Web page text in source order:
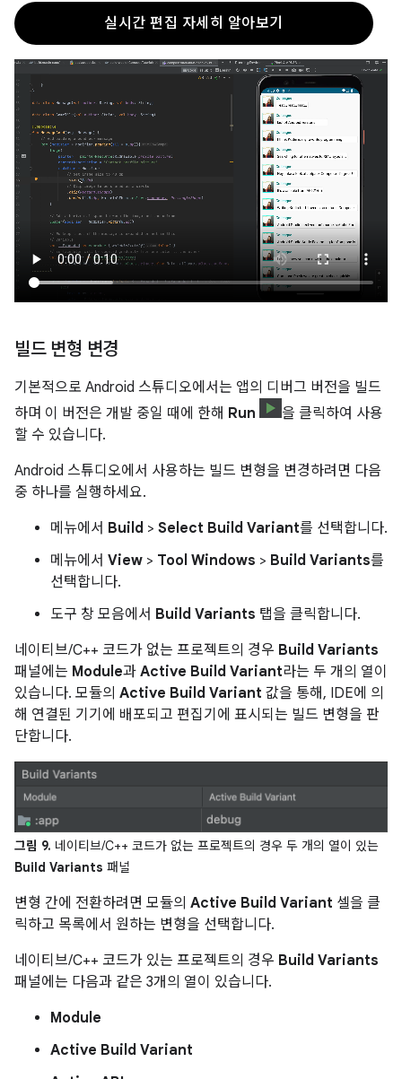
실시간 편집 자세히 알아보기
빌드 변형 변경
기본적으로 Android 스튜디오에서는 앱의 디버그 버전을 빌드
하며 이 버전은 개발 중일 때에 한해 Run
을 클릭하여 사용
할 수 있습니다.
Android 스튜디오에서 사용하는 빌드 변형을 변경하려면 다음
중 하나를 실행하세요.
메뉴에서 Build > Select Build Variant를 선택합니다.
메뉴에서 View > Tool Windows > Build Variants를
선택합니다.
도구 창 모음에서 Build Variants 탭을 클릭합니다.
네이티브/C++ 코드가 없는 프로젝트의 경우 Build Variants
패널에는 Module과 Active Build Variant라는 두 개의 열이
있습니다. 모듈의 Active Build Variant 값을 통해, IDE에 의
해 연결된 기기에 배포되고 편집기에 표시되는 빌드 변형을 판
단합니다.
그림 9. 네이티브/C++ 코드가 없는 프로젝트의 경우 두 개의 열이 있는
Build Variants 패널
변형 간에 전환하려면 모듈의 Active Build Variant 셀을 클
릭하고 목록에서 원하는 변형을 선택합니다.
네이티브/C++ 코드가 있는 프로젝트의 경우 Build Variants
패널에는 다음과 같은 3개의 열이 있습니다.
Module
Active Build Variant